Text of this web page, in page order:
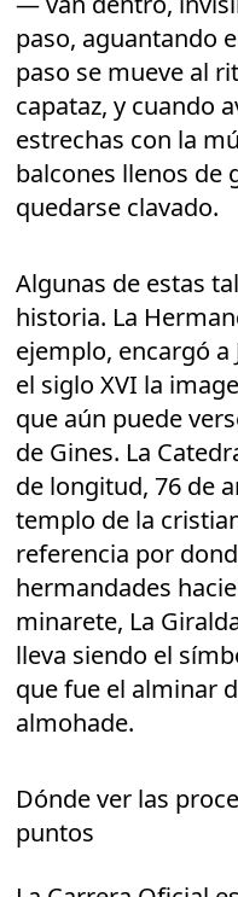
paso, aguantando
paso se mueve al
capataz, y cuando
estrechas con la
balcones llenos de
quedarse clavado.
Algunas de estas
historia. La
ejemplo, encargó a
el siglo XVI la
que aún puede
de Gines. La
de longitud, 76 de
templo de la
referencia por
hermandades
minarete, La
lleva siendo el
que fue el alminar
almohade.
Dónde ver las
puntos